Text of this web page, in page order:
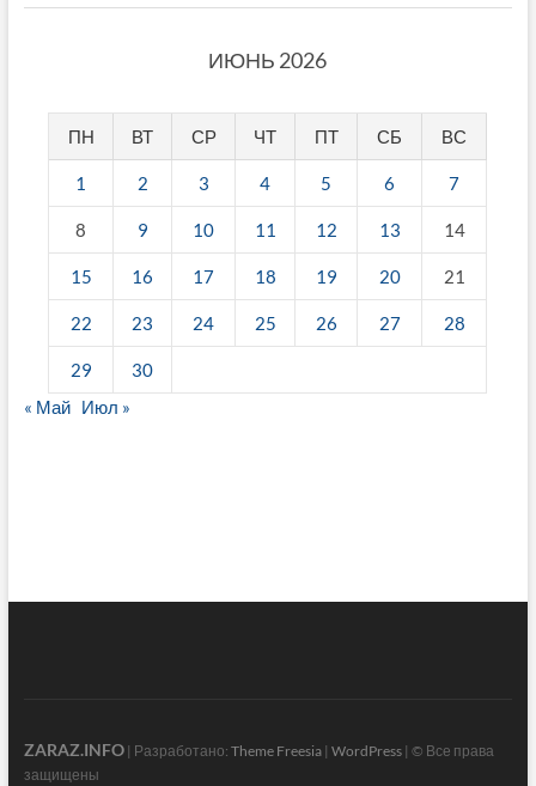
ИЮНЬ 2026
ПН ВТ СР ЧТ ПТ СБ ВС
1 2 3 4 5 6 7
8 9 10 11 12 13 14
15 16 17 18 19 20 21
22 23 24 25 26 27 28
29
30
« Май Июл »
ZARAZ.INFO| Разработано: Theme Freesia| WordPress| © Все права
защищены